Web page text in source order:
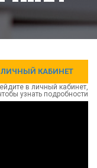
ЛИЧНЫЙ КАБИНЕТ
в личный кабинет,
узнать подробности